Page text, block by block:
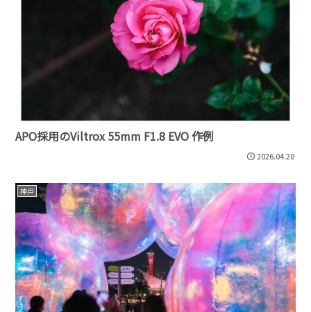
APO採用のViltrox 55mm F1.8 EVO 作例
2026.04.20
神戸